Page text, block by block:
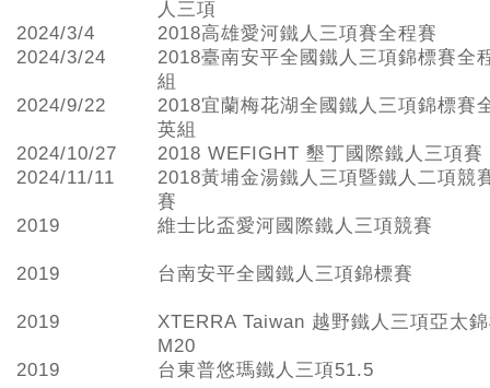
人三項
2024/3/4
2018高雄愛河鐵人三項賽全程賽
2024/3/24
2018臺南安平全國鐵人三項錦標賽全
組
2024/9/22
2018宜蘭梅花湖全國鐵人三項錦標賽
英組
2024/10/27
2018 WEFIGHT 墾丁國際鐵人三項賽
2024/11/11
2018黃埔金湯鐵人三項暨鐵人二項競
賽
2019
維士比盃愛河國際鐵人三項競賽
2019 台南安平全國鐵人三項錦標賽
2019
XTERRA Taiwan 越野鐵人三項亞太
M20
2019
台東普悠瑪鐵人三項51.5